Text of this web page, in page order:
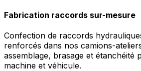
Fabrication raccords sur-mesure
Confection de raccords
renforcés dans nos camions-
assemblage, brasage et étanchéité
machine et véhicule.